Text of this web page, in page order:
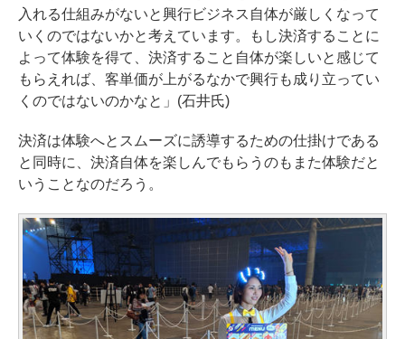
入れる仕組みがないと興行ビジネス自体が厳しくなって
いくのではないかと考えています。もし決済することに
よって体験を得て、決済すること自体が楽しいと感じて
もらえれば、客単価が上がるなかで興行も成り立ってい
くのではないのかなと」(石井氏)
決済は体験へとスムーズに誘導するための仕掛けである
と同時に、決済自体を楽しんでもらうのもまた体験だと
いうことなのだろう。